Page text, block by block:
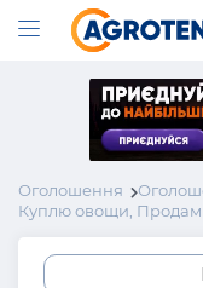
Оголошення
Куплю овощи,